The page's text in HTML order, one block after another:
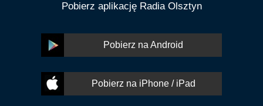
Pobierz aplikację Radia Olsztyn
Pobierz na Android
Pobierz na iPhone / iPad